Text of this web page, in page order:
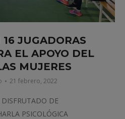
JUGADORAS
EL APOYO DEL
MUJERES
21 febrero, 2022
DE
PSICOLÓGICA